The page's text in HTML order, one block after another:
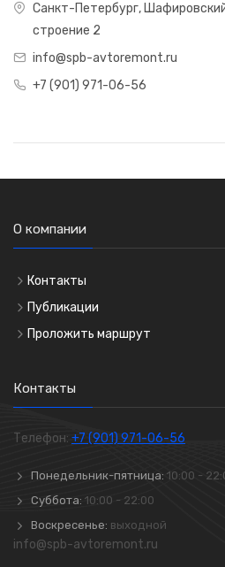
Санкт-Петербург,
строение 2
info@spb-avtoremont.ru
+7 (901) 971-06-56
О компании
Контакты
Публикации
Проложить маршрут
Контакты
Телефон: +7 (901) 971-06-56
Понедельник-пятница: 10:00 -
Суббота: 10:00 - 22:00
Воскресенье: выходной
info@spb-avtoremont.ru